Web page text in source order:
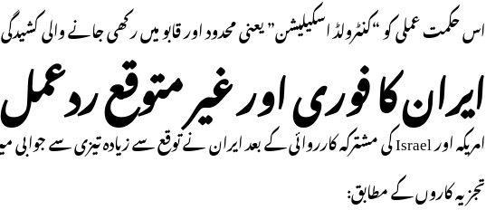
اس حکمت عملی کو “کنٹرولڈ اسکیلیشن” یعنی محدود اور قابو میں رکھی جانے والی
ایران کا فوری اور غیر متوقع ردعمل
امریکہ اور Israel کی مشترکہ کارروائی کے بعد ایران نے توقع سے زیادہ تیزی سے جوابی میزائل حملے کیے۔
تجزیہ کاروں کے مطابق: